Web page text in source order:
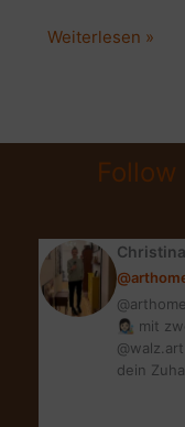
BENEFIT
GEWINNEN!|
ADVENT
Weiterlesen »
👩🏻‍🎨
dein